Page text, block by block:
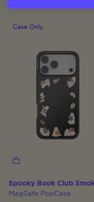
Case Only
Spooky Book Club
MagSafe PopCase